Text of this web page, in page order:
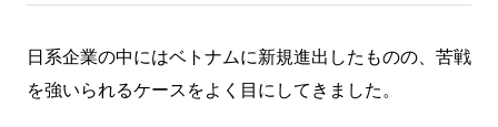
日系企業の中にはベトナムに新規進出したものの、苦戦
を強いられるケースをよく目にしてきました。